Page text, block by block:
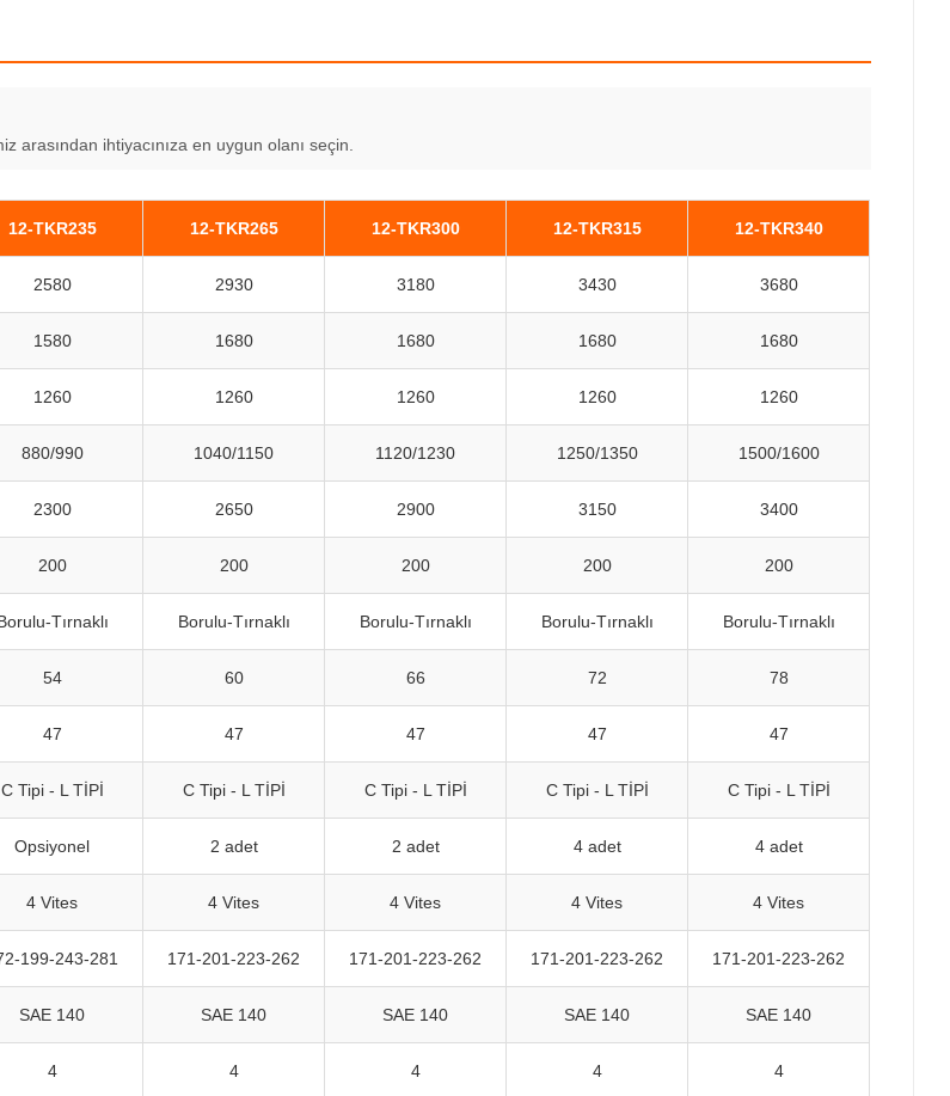
ihtiyacınıza en uygun olanı seçin.
12-TKR235 12-TKR265 12-TKR300 12-TKR315 12-TKR340
2580 2930 3180 3430 3680
1580 1680 1680 1680 1680
1260 1260 1260 1260 1260
880/990 1040/1150 1120/1230 1250/1350 1500/1600
2300 2650 2900 3150 3400
200 200 200 200 200
Tırnaklı Borulu-Tırnaklı Borulu-Tırnaklı Borulu-Tırnaklı Borulu-Tırnaklı
54 60 66 72 78
47 47 47 47 47
C Tipi - L TİPİ C Tipi - L TİPİ C Tipi - L TİPİ C Tipi - L TİPİ C Tipi - L TİPİ
Opsiyonel 2 adet 2 adet 4 adet 4 adet
4 Vites 4 Vites 4 Vites 4 Vites 4 Vites
199-243-281 171-201-223-262 171-201-223-262 171-201-223-262 171-201-223-262
SAE 140 SAE 140 SAE 140 SAE 140 SAE 140
4 4 4 4 4